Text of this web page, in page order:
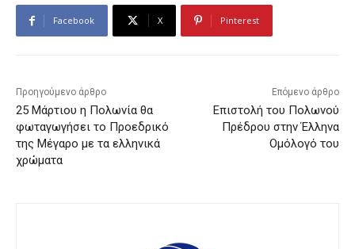
Facebook X Pinterest
Προηγούμενο άρθρο
25 Μάρτιου η Πολωνία θα
φωταγωγήσει το Προεδρικό
της Μέγαρο με τα ελληνικά
χρώματα
Επόμενο άρθρο
Eπιστολή του Πολωνού
Πρέδρου στην Έλληνα
Ομόλογό του